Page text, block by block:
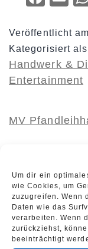
Um dir ein
wie Cookies, um
zuzugreifen. Wenn
Daten wie das
verarbeiten. Wenn
zurückziehst,
beeinträchtigt
Veröffentlicht am
Kategorisiert
Handwerk &
Entertainment
MV
Veröffentlicht
Kategorisiert